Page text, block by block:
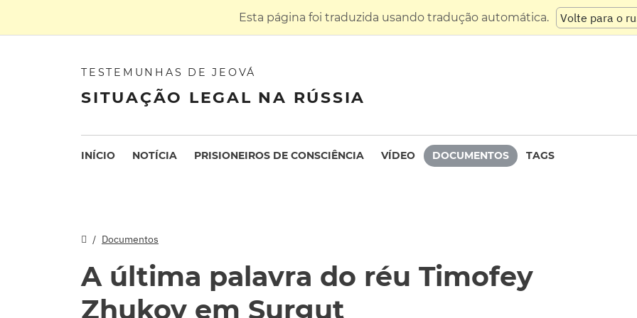
Esta página foi traduzida usando tradução automática. Volte para o
TESTEMUNHAS DE JEOVÁ
SITUAÇÃO LEGAL NA RÚSSIA
INÍCIO NOTÍCIA PRISIONEIROS DE CONSCIÊNCIA VÍDEO DOCUMENTOS TAGS
Documentos
A última palavra do réu Timofey
Zhukov em Surgut